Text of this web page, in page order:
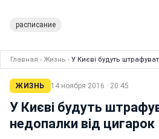
расписание
Главная › Жизнь › У Києві будуть
ЖИЗНЬ 14 ноября 2016 · 20:45
У Києві будуть
недопалки від цигарок